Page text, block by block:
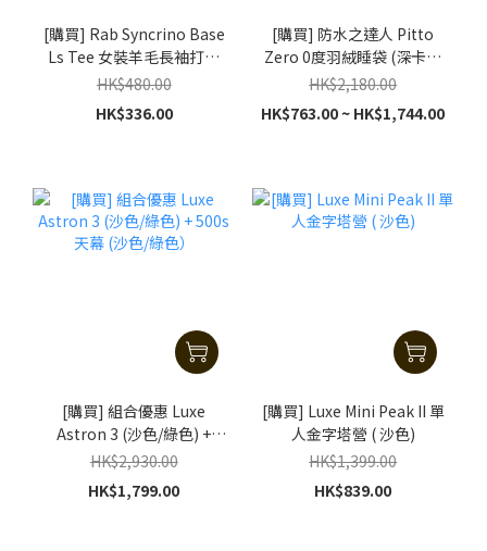
[購買] Rab Syncrino Base
Ls Tee 女裝羊毛長袖打底
衫 (深灰)
HK$480.00
HK$336.00
[購買] 防水之達人 Pitto
Zero 0度羽絨睡袋 (深卡其
色/ 黑色 / 泥黃色)
HK$2,180.00
HK$763.00 ~ HK$1,744.00
[購買] 組合優惠 Luxe
Astron 3 (沙色/綠色) +
500s天幕 (沙色/綠色）
HK$2,930.00
HK$1,799.00
[購買] Luxe Mini Peak II 單
人金字塔營 ( 沙色)
HK$1,399.00
HK$839.00